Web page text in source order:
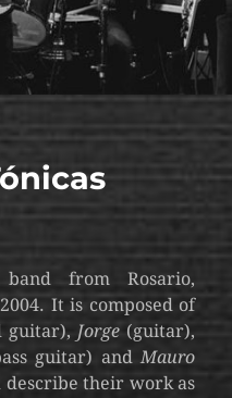
from Rosario,
It is composed of
guitar), Jorge (guitar),
guitar) andMauro
describe their work as